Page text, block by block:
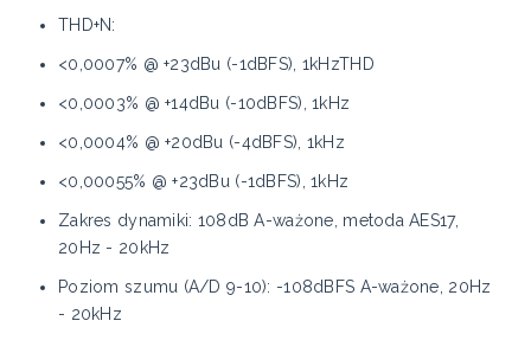
THD+N:
<0,0007% @ +23dBu (-1dBFS), 1kHzTHD
<0,0003% @ +14dBu (-10dBFS), 1kHz
<0,0004% @ +20dBu (-4dBFS), 1kHz
<0,00055% @ +23dBu (-1dBFS), 1kHz
Zakres dynamiki: 108dB A-ważone, metoda AES17,
20Hz - 20kHz
Poziom szumu (A/D 9-10): -108dBFS A-ważone, 20Hz
- 20kHz